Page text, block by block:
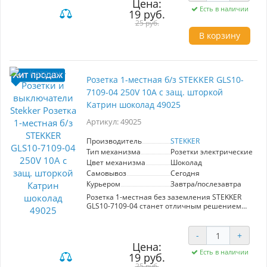
придаст помещению уют и стиль.
Изготовленный из качественных материалов,
таких как поликарбонат и латунь, этот
переключатель обеспечивает надежность и
долговечность в использовании.
позволяют комфортно использовать его в
безопасность в помещениях с низким уровнем
влажности. STEKKER - это бренд, которому
можно доверять, и его продукция станет
отличным дополнением вашего дома или
Цена:
19 руб.
25 руб.
Есть в наличии
В корзину
Розетка 1-местная б/з STEKKER GLS10-
7109-04 250V 10А с защ. шторкой
Катрин шоколад 49025
Артикул: 49025
Производитель
STEKKER
Тип механизма
Розетки электрические
Цвет механизма
Шоколад
Самовывоз
Сегодня
Курьером
Завтра/послезавтра
Розетка 1-местная без заземления STEKKER
GLS10-7109-04 станет отличным решением
прочного поликарбоната и латунных
компонентов, она обеспечивает надежность и
долговечность. Шоколадный цвет придаёт
устройству стильный и современный вид,
идеально вписываясь в различные
Цена:
19 руб.
- +
Есть в наличии